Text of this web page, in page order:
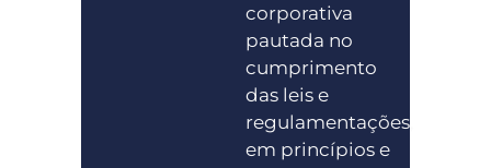
corporativa
pautada no
cumprimento
das leis e
regulamentações,
em princípios e